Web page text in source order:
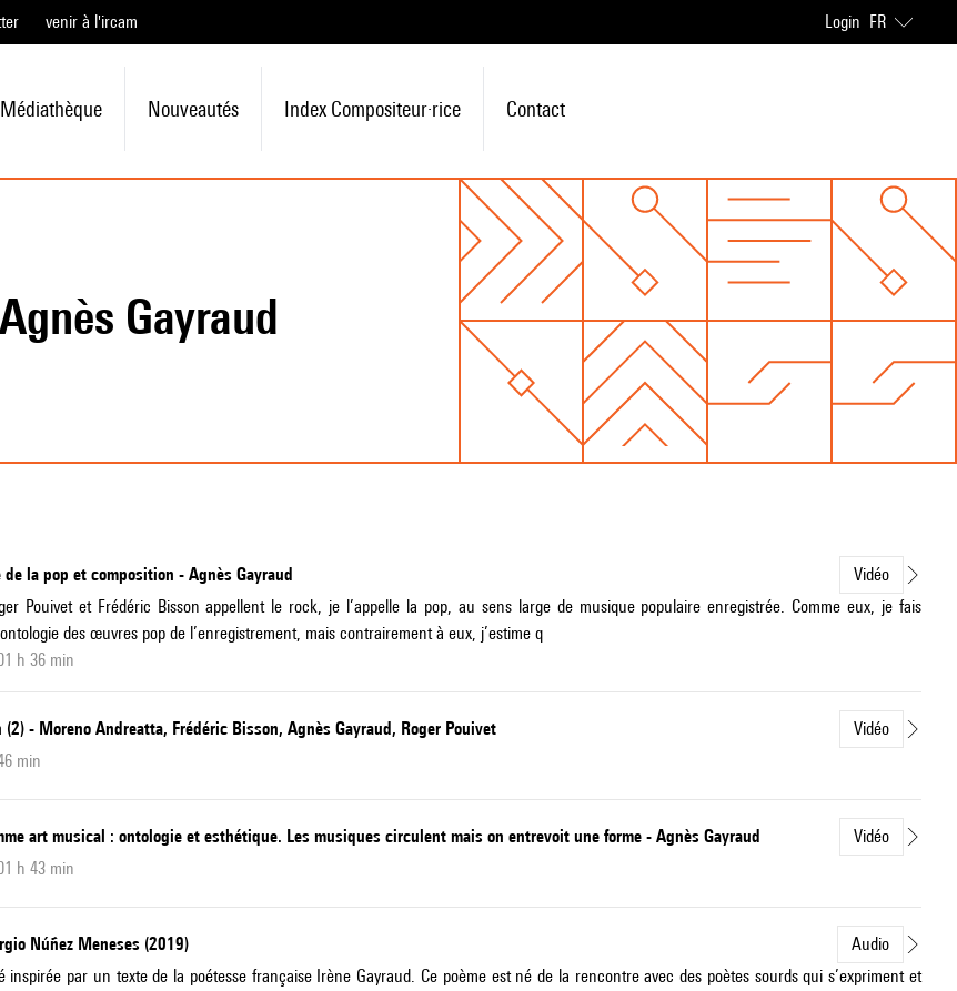
venir à l'ircam Login FR
Médiathèque Nouveautés Index Compositeur·rice Contact
Agnès Gayraud
la pop et composition - Agnès Gayraud
Vidéo
Pouivet et Frédéric Bisson appellent le rock, je l’appelle la pop, au sens large de musique populaire enregistrée. Comme eux, je fais
des œuvres pop de l’enregistrement, mais contrairement à eux, j’estime q
h 36 min
(2) - Moreno Andreatta, Frédéric Bisson, Agnès Gayraud, Roger Pouivet
Vidéo
min
art musical : ontologie et esthétique. Les musiques circulent mais on entrevoit une forme - Agnès Gayraud
Vidéo
h 43 min
Núñez Meneses (2019)
Audio
inspirée par un texte de la poétesse française Irène Gayraud. Ce poème est né de la rencontre avec des poètes sourds qui s’expriment et